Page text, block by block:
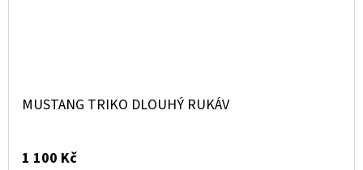
MUSTANG TRIKO DLOUHÝ RUKÁV
1 100 Kč